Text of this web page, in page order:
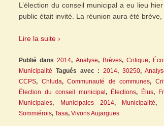
L’élection du conseil municipal a eu lieu
public était invité. La réunion aura été brève,
Lire la suite ›
Publié dans 2014, Analyse, Brèves, Critique,
Municipalité Tagués avec : 2014, 30250,
CCPS, Chluda,Communauté de communes,
Élection du conseil municipal , Élections, Élus,
Municipales, Municipales 2014, Municipalité,
Sommiérois,Tasa,Vivons Aujargues